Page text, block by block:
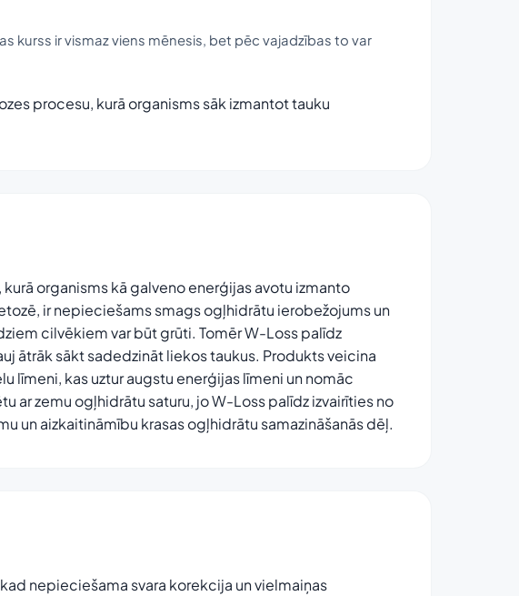
kurss ir vismaz viens mēnesis, bet pēc vajadzības to var
procesu, kurā organisms sāk izmantot tauku
organisms kā galveno enerģijas avotu izmanto
ir nepieciešams smags ogļhidrātu ierobežojums un
cilvēkiem var būt grūti. Tomēr W-Loss palīdz
ātrāk sākt sadedzināt liekos taukus. Produkts veicina
līmeni, kas uztur augstu enerģijas līmeni un nomāc
ar zemu ogļhidrātu saturu, jo W-Loss palīdz izvairīties no
un aizkaitināmību krasas ogļhidrātu samazināšanās dēļ.
nepieciešama svara korekcija un vielmaiņas